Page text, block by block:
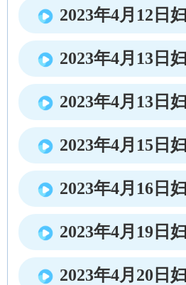
2023年4月12日
2023年4月13日
2023年4月13日
2023年4月15日
2023年4月16日
2023年4月19日
2023年4月20日